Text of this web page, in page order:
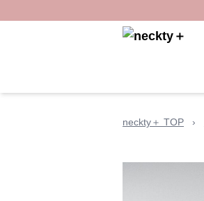
neckty＋ TOP ›